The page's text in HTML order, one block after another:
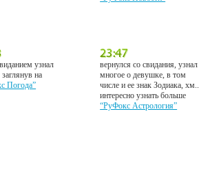
узнал
на
Погода”
вернулся со свидания, узнал
многое о девушке, в том
числе и ее знак Зодиака, хм..
интересно узнать больше
“РуФокс Астрология”